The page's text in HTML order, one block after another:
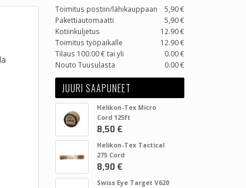
Toimitus postiin/lähikauppaan
5,90 €
Pakettiautomaatti
5,90 €
Kotiinkuljetus
12.90 €
Toimitus työpaikalle
12.90 €
Tilaus 100.00 € tai yli
0.00 €
Nouto Tuusulasta
0.00 €
JUURI SAAPUNEET
Helikon-Tex Micro
Cord 125ft
8,50 €
Helikon-Tex Tactical
275 Cord
8,90 €
Swiss Eye Target V620